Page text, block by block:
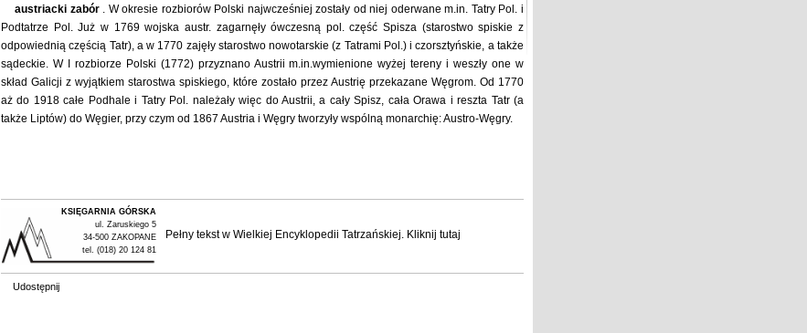
austriacki zabór. W okresie rozbiorów Polski najwcześniej zostały od niej oderwane m.in. Tatry Pol. i
Podtatrze Pol. Już w 1769 wojska austr. zagarnęły ówczesną pol. część Spisza (starostwo spiskie z
odpowiednią częścią Tatr), a w 1770 zajęły starostwo nowotarskie (z Tatrami Pol.) i czorsztyńskie, a także
sądeckie. W I rozbiorze Polski (1772) przyznano Austrii m.in.wymienione wyżej tereny i weszły one w
skład Galicji z wyjątkiem starostwa spiskiego, które zostało przez Austrię przekazane Węgrom. Od 1770
aż do 1918 całe Podhale i Tatry Pol. należały więc do Austrii, a cały Spisz, cała Orawa i reszta Tatr (a
także Liptów) do Węgier, przy czym od 1867 Austria i Węgry tworzyły wspólną monarchię: Austro-Węgry.
KSIĘGARNIA GÓRSKA
ul. Zaruskiego 5
34-500 ZAKOPANE
tel. (018) 20 124 81
Pełny tekst w Wielkiej Encyklopedii Tatrzańskiej. Kliknij tutaj
Udostępnij